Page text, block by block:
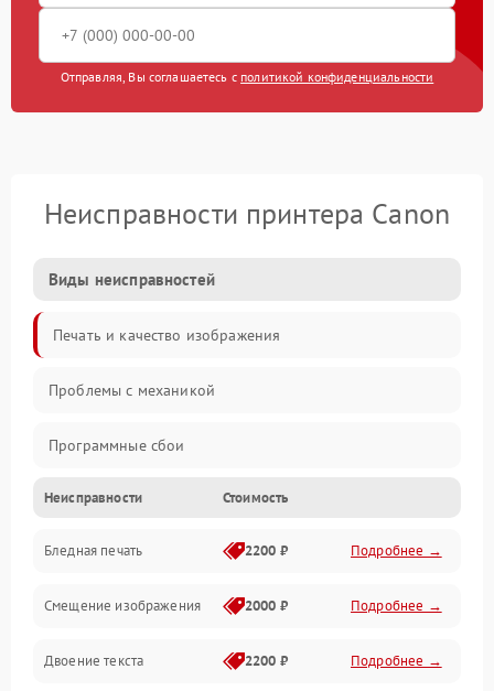
Отправляя, Вы соглашаетесь с политикой конфиденциальности
Неисправности принтера Canon
Виды неисправностей
Печать и качество изображения
Проблемы с механикой
Программные сбои
Программные ошибки
Картриджи и расходники
Механика и узлы
Подключение и интерфейсы
Неисправности Стоимость
Бледная печать 2200 ₽ Подробнее →
Смещение изображения 2000 ₽ Подробнее →
Двоение текста 2200 ₽ Подробнее →